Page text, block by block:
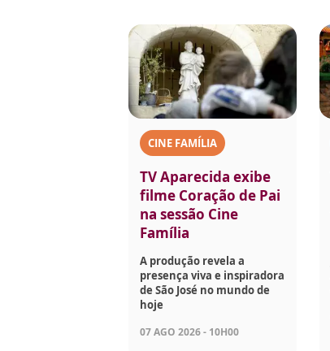
CINE FAMÍLIA
TV Aparecida exibe
filme Coração de Pai
na sessão Cine
Família
A produção revela a
presença viva e inspiradora
de São José no mundo de
hoje
07 AGO 2026 - 10H00